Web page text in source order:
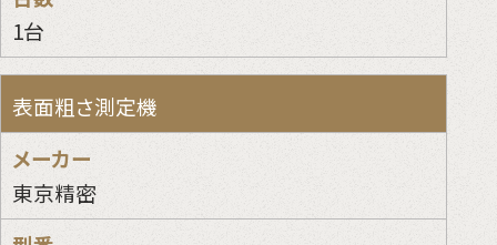
1台
表面粗さ測定機
東京精密